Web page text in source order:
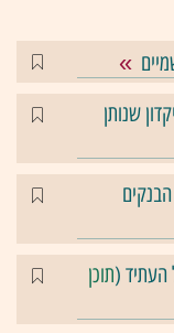
שנותן
בירידות; מדד הבנייה נפל ב-3%, הבנקים
העתיד (תוכן